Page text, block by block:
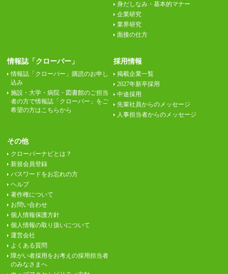
身だしなみ・基本的マナー
企業研究
業界研究
面接の仕方
情報誌「クローバー」
情報誌「クローバー」購読のお申し
込み
施設・大学・病院・図書館のご担当
者の方で情報誌「クローバー」をご
希望の方はこちらから
採用情報
掲載企業一覧
2027年新卒採用
中途採用
先輩社員からのメッセージ
人事担当者からのメッセージ
その他
クローバーナビとは？
新規会員登録
パスワードをお忘れの方
ヘルプ
著作権について
お問い合わせ
個人情報保護方針
個人情報の取り扱いについて
運営会社
よくある質問
障がい者採用をお考えの採用担当者
のみなさまへ